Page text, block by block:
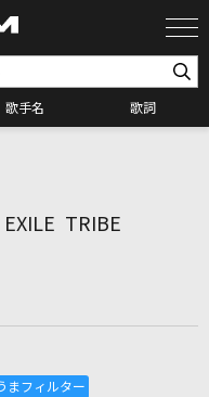
歌手名 歌詞
TRIBE